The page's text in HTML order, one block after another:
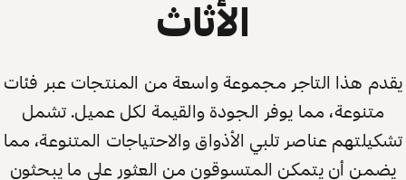
الأثاث
يقدم هذا التاجر مجموعة واسعة من المنتجات عبر فئات
متنوعة، مما يوفر الجودة والقيمة لكل عميل. تشمل
تشكيلتهم عناصر تلبي الأذواق والاحتياجات المتنوعة، مما
يضمن أن يتمكن المتسوقون من العثور على ما يبحثون